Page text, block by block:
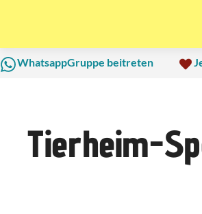
WhatsappGruppe beitreten
Tierheim-